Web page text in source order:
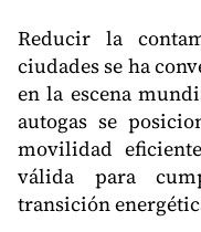
Reducir la
ciudades se ha
en la escena
autogas se
movilidad
válida para
transición